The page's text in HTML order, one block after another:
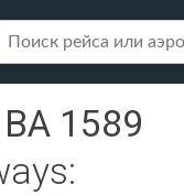
BA 1589
: